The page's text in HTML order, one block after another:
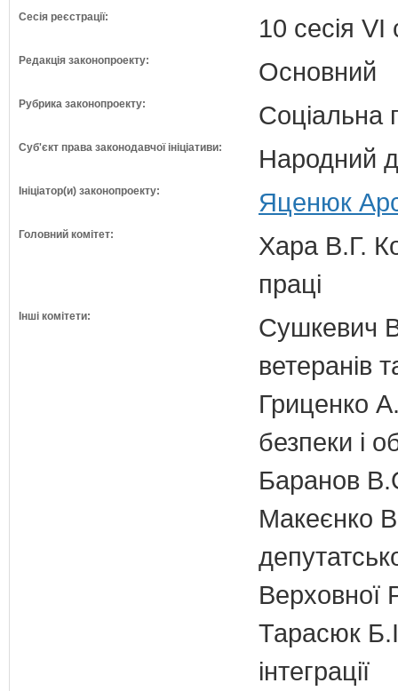
Сесія реєстрації: 10 сесія VI
Редакція законопроекту: Основний
Рубрика законопроекту: Соціальна
Суб'єкт права законодавчої ініціативи: Народний
Ініціатор(и) законопроекту: Яценюк
Головний комітет:
Хара В.Г.
праці
Інші комітети:
Сушкевич
ветеранів
Гриценко
безпеки і
Баранов
Макеєнко
Верховної
Тарасюк
інтеграції